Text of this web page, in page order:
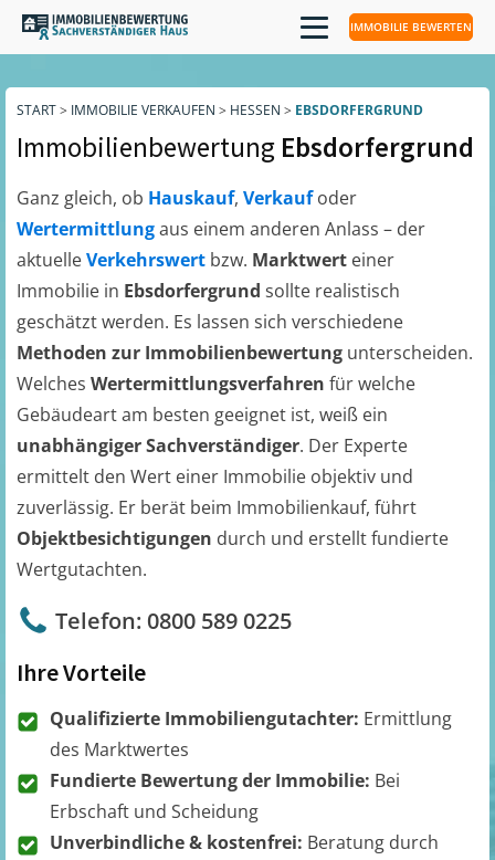
IMMOBILIE BEWERTEN
START> IMMOBILIE VERKAUFEN > HESSEN > EBSDORFERGRUND
Immobilienbewertung Ebsdorfergrund
Ganz gleich, ob Hauskauf, Verkaufoder
Wertermittlungaus einem anderen Anlass – der
aktuelleVerkehrswert bzw. Marktwert einer
Immobilie in Ebsdorfergrund sollte realistisch
geschätzt werden. Es lassen sich verschiedene
Methoden zur Immobilienbewertung unterscheiden.
Welches Wertermittlungsverfahren für welche
Gebäudeart am besten geeignet ist, weiß ein
unabhängiger Sachverständiger. Der Experte
ermittelt den Wert einer Immobilie objektiv und
zuverlässig. Er berät beim Immobilienkauf, führt
Objektbesichtigungen durch und erstellt fundierte
Wertgutachten.
Telefon: 0800 589 0225
Ihre Vorteile
Qualifizierte Immobiliengutachter: Ermittlung
des Marktwertes
Fundierte Bewertung der Immobilie: Bei
Erbschaft und Scheidung
Unverbindliche & kostenfrei: Beratung durch